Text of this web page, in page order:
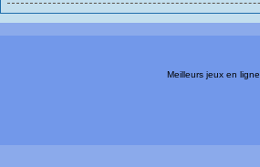
Meilleurs jeux en ligne